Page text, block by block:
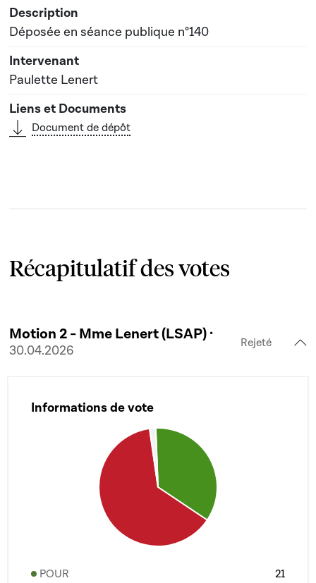
Déposée en séance publique n°140
Paulette Lenert
Document de dépôt
Récapitulatif des votes
Motion 2 - Mme Lenert (LSAP) ·
30.04.2026
Rejeté
Informations de vote
POUR 21